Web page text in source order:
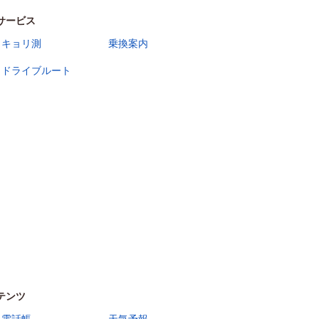
ービス
キョリ測
乗換案内
ドライブルート
ンツ